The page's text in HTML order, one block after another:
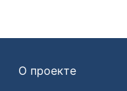
О проекте